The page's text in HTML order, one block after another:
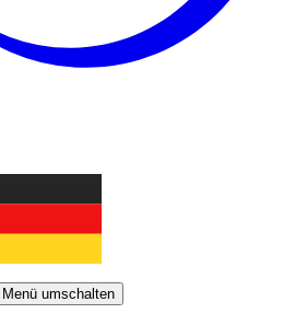
Menü umschalten